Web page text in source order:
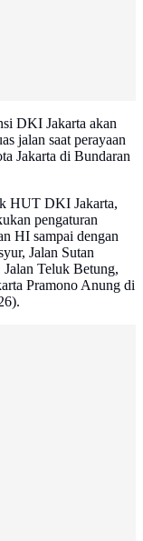
DKI Jakarta akan
jalan saat perayaan
Jakarta di Bundaran
HUT DKI Jakarta,
pengaturan
HI sampai dengan
Jalan Sutan
Teluk Betung,
Pramono Anung di